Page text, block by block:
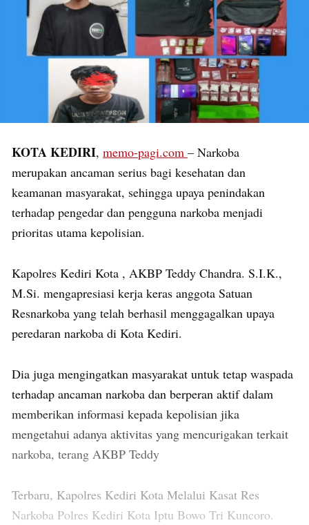
KOTA KEDIRI, memo-pagi.com – Narkoba
merupakan ancaman serius bagi kesehatan dan
keamanan masyarakat, sehingga upaya penindakan
terhadap pengedar dan pengguna narkoba menjadi
prioritas utama kepolisian.
Kapolres Kediri Kota , AKBP Teddy Chandra. S.I.K.,
M.Si. mengapresiasi kerja keras anggota Satuan
Resnarkoba yang telah berhasil menggagalkan upaya
peredaran narkoba di Kota Kediri.
Dia juga mengingatkan masyarakat untuk tetap waspada
terhadap ancaman narkoba dan berperan aktif dalam
memberikan informasi kepada kepolisian jika
mengetahui adanya aktivitas yang mencurigakan terkait
narkoba, terang AKBP Teddy
Terbaru, Kapolres Kediri Kota Melalui Kasat Res
Narkoba Polres Kediri Kota Iptu Bowo Tri Kuncoro.